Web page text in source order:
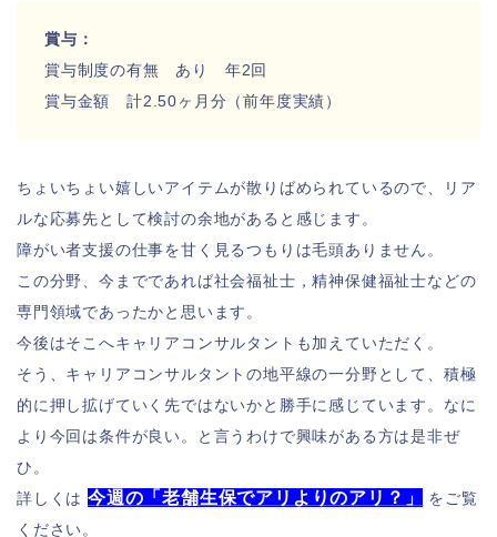
賞与：
賞与制度の有無 あり 年2回
賞与金額 計2.50ヶ月分（前年度実績）
ちょいちょい嬉しいアイテムが散りばめられているので、リア
ルな応募先として検討の余地があると感じます。
障がい者支援の仕事を甘く見るつもりは毛頭ありません。
この分野、今までであれば社会福祉士，精神保健福祉士などの
専門領域であったかと思います。
今後はそこへキャリアコンサルタントも加えていただく。
そう、キャリアコンサルタントの地平線の一分野として、積極
的に押し拡げていく先ではないかと勝手に感じています。なに
より今回は条件が良い。と言うわけで興味がある方は是非ぜ
ひ。
詳しくは 今週の「老舗生保でアリよりのアリ？」
をご覧
ください。